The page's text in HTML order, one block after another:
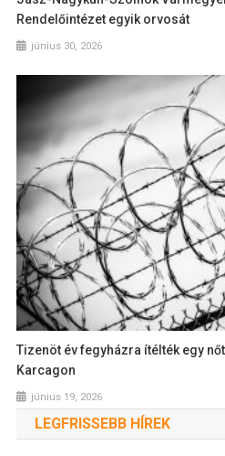
Rendelőintézet egyik orvosát
június 30, 2026
Tizenöt év fegyházra ítélték egy
Karcagon
június 19, 2026
LEGFRISSEBB HÍREK